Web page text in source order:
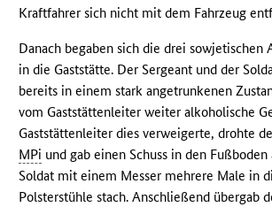
Kraftfahrer sich nicht mit dem Fahrzeug
Danach begaben sich die drei sowjetischen
in die Gaststätte. Der Sergeant und der
bereits in einem stark angetrunkenen
vom Gaststättenleiter weiter alkoholische
Gaststättenleiter dies verweigerte, drohte
MPi und gab einen Schuss in den
Soldat mit einem Messer mehrere Male in
Polsterstühle stach. Anschließend übergab